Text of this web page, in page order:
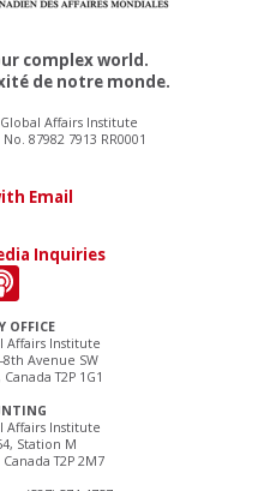
OFFICE
Affairs Institute
Avenue SW
T2P 1G1
Affairs Institute
Station M
T2P 2M7
complex world.
de notre monde.
Affairs Institute
87982 7913 RR0001
Email
Inquiries